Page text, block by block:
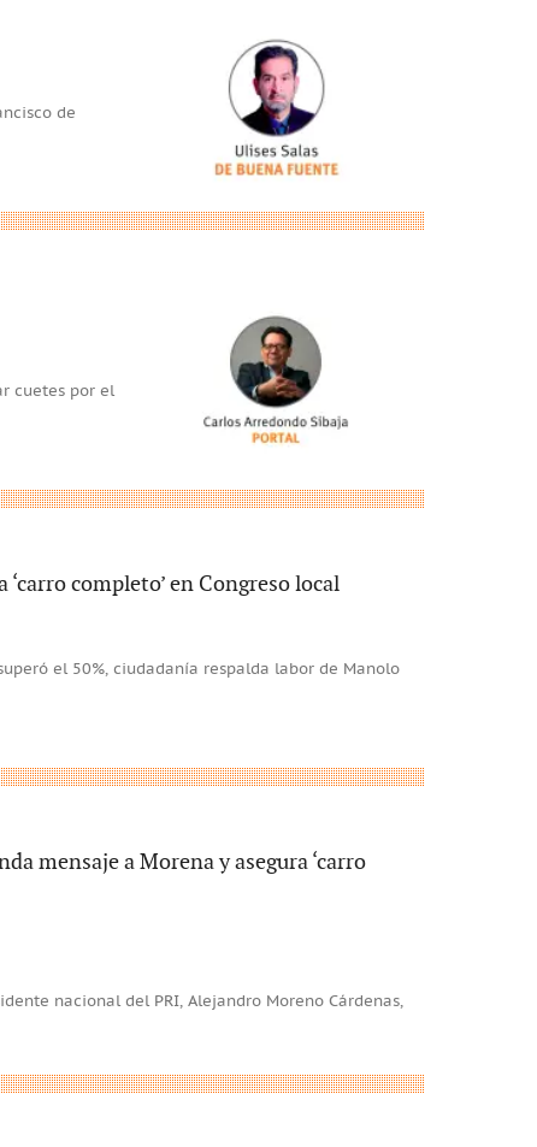
de
cuetes por el
completo’ en Congreso local
el 50%, ciudadanía respalda labor de Manolo
mensaje a Morena y asegura ‘carro
nacional del PRI, Alejandro Moreno Cárdenas,